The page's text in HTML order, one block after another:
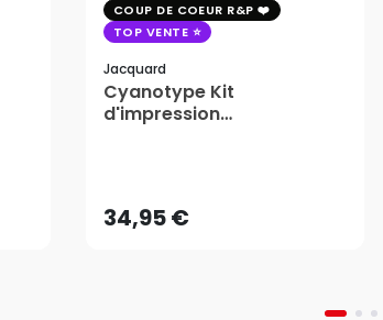
COUP DE COEUR R&P
TOP VENTE
Jacquard
Cyanotype Kit
d'impression
34,95 €AJOUTER AU PANIER